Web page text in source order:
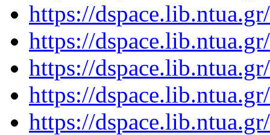
https://
https://
https://
https://
https://